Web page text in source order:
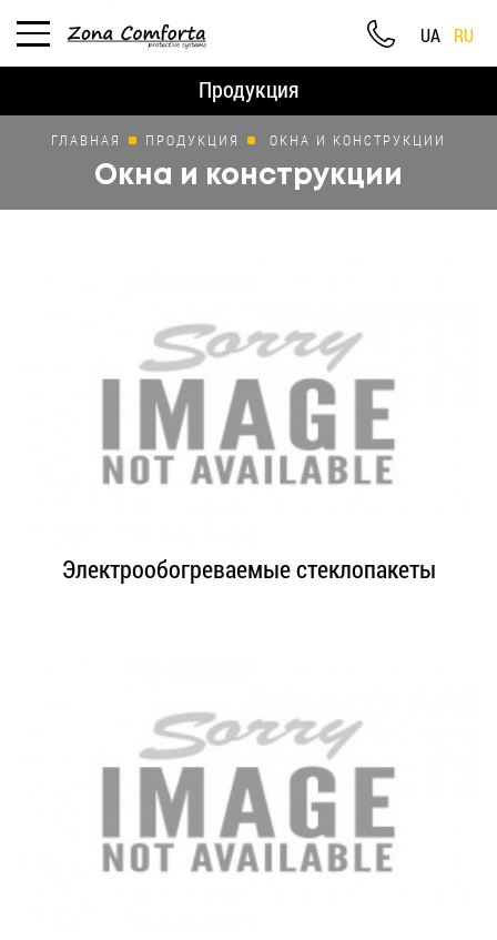
UA RU
Продукция
ГЛАВНАЯ ПРОДУКЦИЯ ОКНА И КОНСТРУКЦИИ
Окна и конструкции
Электрообогреваемые стеклопакеты